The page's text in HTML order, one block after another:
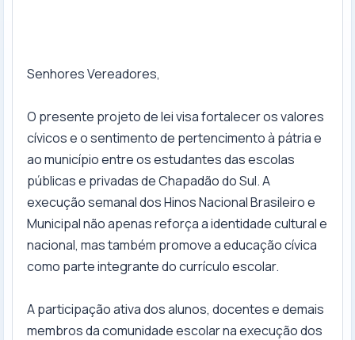
Senhores Vereadores,
O presente projeto de lei visa fortalecer os valores
cívicos e o sentimento de pertencimento à pátria e
ao município entre os estudantes das escolas
públicas e privadas de Chapadão do Sul. A
execução semanal dos Hinos Nacional Brasileiro e
Municipal não apenas reforça a identidade cultural e
nacional, mas também promove a educação cívica
como parte integrante do currículo escolar.
A participação ativa dos alunos, docentes e demais
membros da comunidade escolar na execução dos